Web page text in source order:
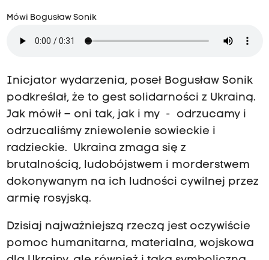
Mówi Bogusław Sonik
Inicjator wydarzenia, poseł Bogusław Sonik
podkreślał, że to gest solidarności z Ukrainą.
Jak mówił – oni tak, jak i my - odrzucamy i
odrzucaliśmy zniewolenie sowieckie i
radzieckie. Ukraina zmaga się z
brutalnością, ludobójstwem i morderstwem
dokonywanym na ich ludności cywilnej przez
armię rosyjską.
Dzisiaj najważniejszą rzeczą jest oczywiście
pomoc humanitarna, materialna, wojskowa